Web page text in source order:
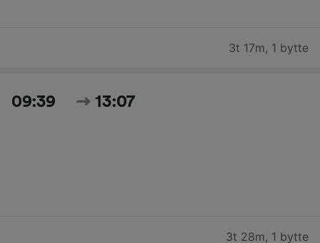
3t 17m, 1 bytte
09:39 13:07
3t 28m, 1 bytte